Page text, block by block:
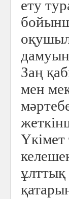
ету
Заң
мен
Үкімет
ұлттық